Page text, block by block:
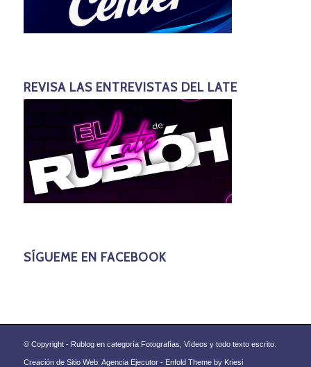
REVISA LAS ENTREVISTAS DEL LATE
SÍGUEME EN FACEBOOK
© Copyright - Rublog en categoría Fotografías, Vídeos y todo texto escrito.
Creación de Sitio Web: Agencia Ejecutor - Enfold Theme by Kriesi